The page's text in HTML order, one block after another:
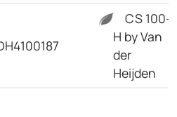
CS 100-
H by Van
der
Heijden